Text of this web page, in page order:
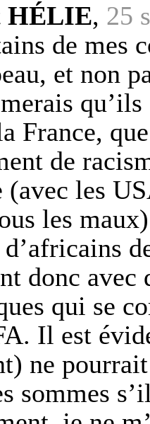
HÉLIE, 25
de mes
et non
France,
de
(avec les
les
d’africains
donc avec
qui se
Il est
ne
sommes